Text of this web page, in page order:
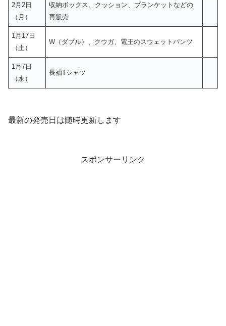
2月2日
（月）
収納ボックス、クッション、ブランケットなどの
再販売
1月17日
（土）
W（ダブル）、クウガ、電王のスウェットパンツ
1月7日
（水）
長袖Tシャツ
最新の発売日は随時更新します
スポンサーリンク